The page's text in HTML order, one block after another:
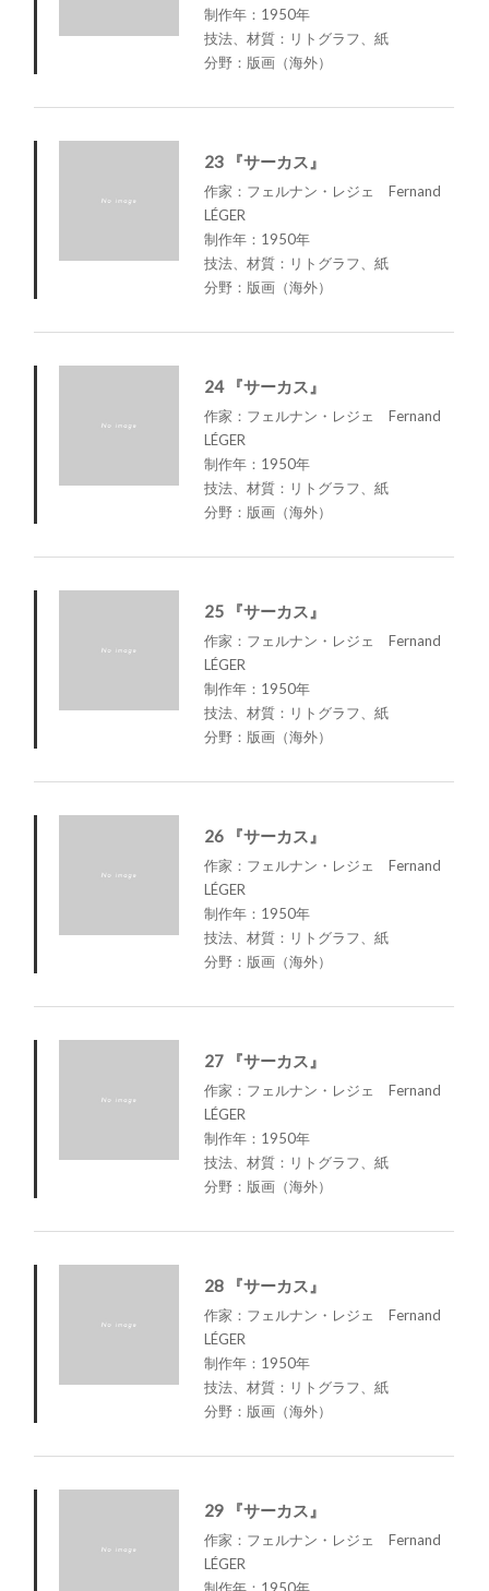
制作年：1950年
技法、材質：リトグラフ、紙
分野：版画（海外）
23 『サーカス』
作家：フェルナン・レジェ Fernand
LÉGER
制作年：1950年
技法、材質：リトグラフ、紙
分野：版画（海外）
24 『サーカス』
作家：フェルナン・レジェ Fernand
LÉGER
制作年：1950年
技法、材質：リトグラフ、紙
分野：版画（海外）
25 『サーカス』
作家：フェルナン・レジェ Fernand
LÉGER
制作年：1950年
技法、材質：リトグラフ、紙
分野：版画（海外）
26 『サーカス』
作家：フェルナン・レジェ Fernand
LÉGER
制作年：1950年
技法、材質：リトグラフ、紙
分野：版画（海外）
27 『サーカス』
作家：フェルナン・レジェ Fernand
LÉGER
制作年：1950年
技法、材質：リトグラフ、紙
分野：版画（海外）
28 『サーカス』
作家：フェルナン・レジェ Fernand
LÉGER
制作年：1950年
技法、材質：リトグラフ、紙
分野：版画（海外）
29 『サーカス』
作家：フェルナン・レジェ Fernand
LÉGER
制作年：1950年